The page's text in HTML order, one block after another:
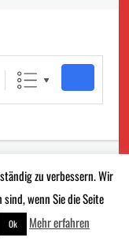
an der
zu verbessern. Wir
wenn Sie die Seite
Ok Mehr erfahren